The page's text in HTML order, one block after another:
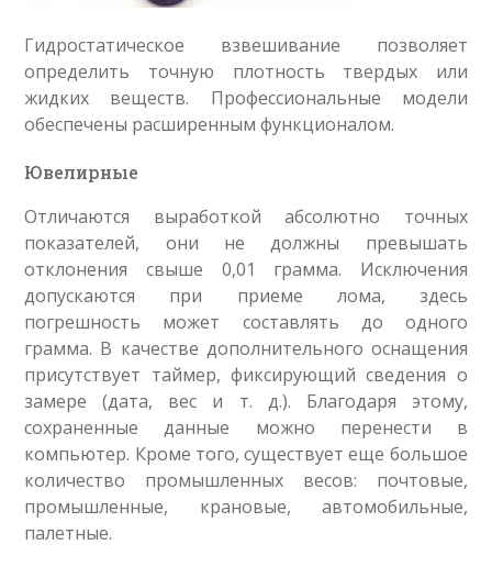
Гидростатическое взвешивание позволяет
определить точную плотность твердых или
жидких веществ. Профессиональные модели
обеспечены расширенным функционалом.
Ювелирные
Отличаются выработкой абсолютно точных
показателей, они не должны превышать
отклонения свыше 0,01 грамма. Исключения
допускаются при приеме лома, здесь
погрешность может составлять до одного
грамма. В качестве дополнительного оснащения
присутствует таймер, фиксирующий сведения о
замере (дата, вес и т. д.). Благодаря этому,
сохраненные данные можно перенести в
компьютер. Кроме того, существует еще большое
количество промышленных весов: почтовые,
промышленные, крановые, автомобильные,
палетные.